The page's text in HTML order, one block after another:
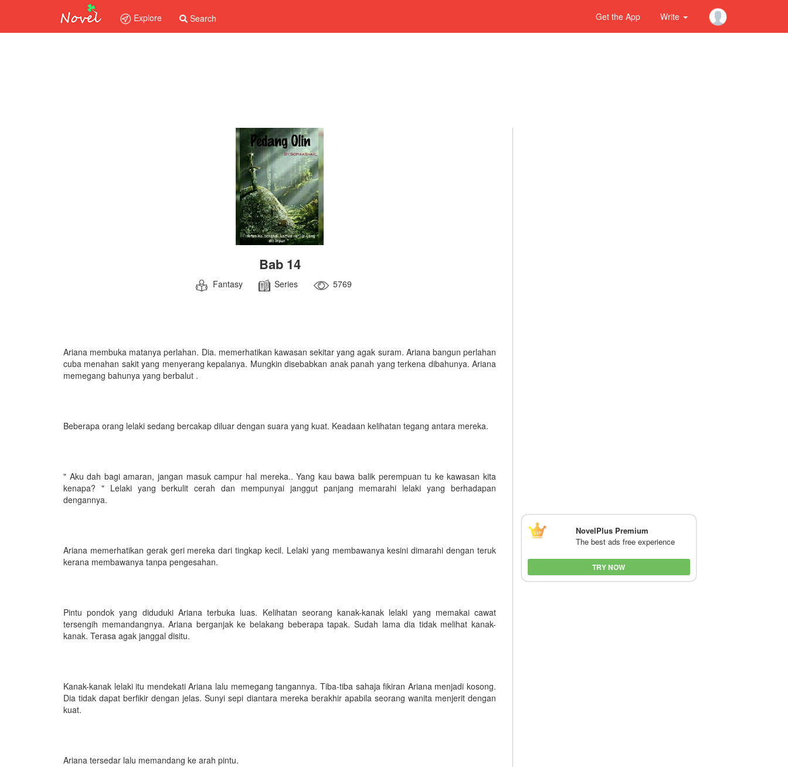
Explore Search Get the App Write
Bab 14
Fantasy Series 5769
Ariana membuka matanya perlahan. Dia. memerhatikan kawasan sekitar yang agak suram. Ariana bangun perlahan
cuba menahan sakit yang menyerang kepalanya. Mungkin disebabkan anak panah yang terkena dibahunya. Ariana
memegang bahunya yang berbalut .
Beberapa orang lelaki sedang bercakap diluar dengan suara yang kuat. Keadaan kelihatan tegang antara mereka.
" Aku dah bagi amaran, jangan masuk campur hal mereka.. Yang kau bawa balik perempuan tu ke kawasan kita
kenapa? " Lelaki yang berkulit cerah dan mempunyai janggut panjang memarahi lelaki yang berhadapan
dengannya.
Ariana memerhatikan gerak geri mereka dari tingkap kecil. Lelaki yang membawanya kesini dimarahi dengan teruk
kerana membawanya tanpa pengesahan.
Pintu pondok yang diduduki Ariana terbuka luas. Kelihatan seorang kanak-kanak lelaki yang memakai cawat
tersengih memandangnya. Ariana berganjak ke belakang beberapa tapak. Sudah lama dia tidak melihat kanak-
kanak. Terasa agak janggal disitu.
Kanak-kanak lelaki itu mendekati Ariana lalu memegang tangannya. Tiba-tiba sahaja fikiran Ariana menjadi kosong.
Dia tidak dapat berfikir dengan jelas. Sunyi sepi diantara mereka berakhir apabila seorang wanita menjerit dengan
kuat.
Ariana tersedar lalu memandang ke arah pintu.
NovelPlus Premium
The best ads free experience
TRY NOW